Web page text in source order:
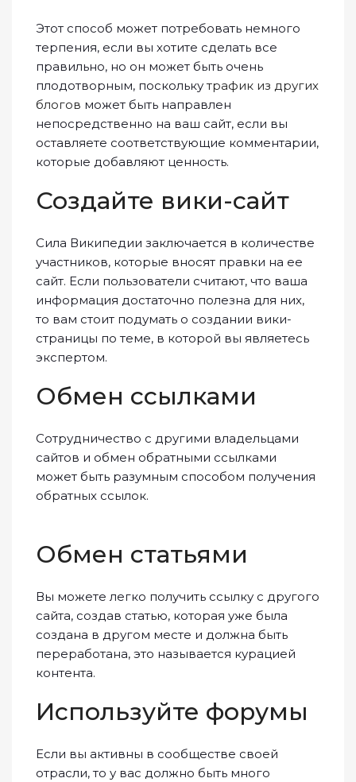
Этот способ может потребовать немного
терпения, если вы хотите сделать все
правильно, но он может быть очень
плодотворным, поскольку трафик из других
блогов может быть направлен
непосредственно на ваш сайт, если вы
оставляете соответствующие комментарии,
которые добавляют ценность.
Создайте вики-сайт
Сила Википедии заключается в количестве
участников, которые вносят правки на ее
сайт. Если пользователи считают, что ваша
информация достаточно полезна для них,
то вам стоит подумать о создании вики-
страницы по теме, в которой вы являетесь
экспертом.
Обмен ссылками
Сотрудничество с другими владельцами
сайтов и обмен обратными ссылками
может быть разумным способом получения
обратных ссылок.
Обмен статьями
Вы можете легко получить ссылку с другого
сайта, создав статью, которая уже была
создана в другом месте и должна быть
переработана, это называется курацией
контента.
Используйте форумы
Если вы активны в сообществе своей
отрасли, то у вас должно быть много